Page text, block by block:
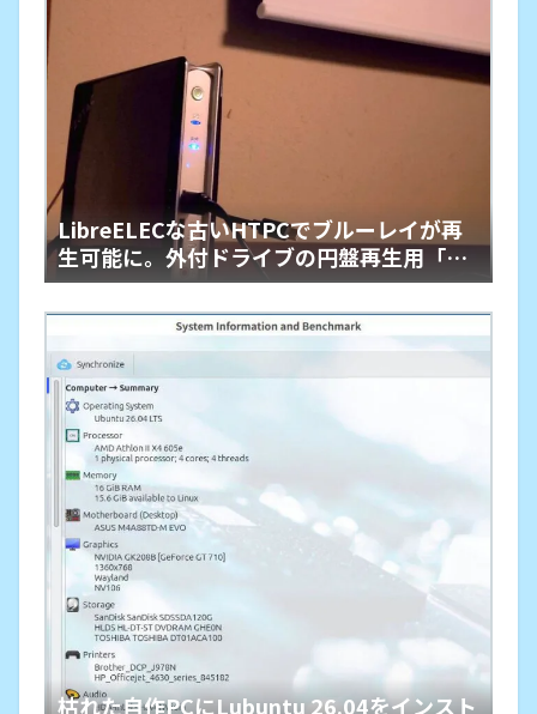
LibreELECな古いHTPCでブルーレイが再
生可能に。外付ドライブの円盤再生用「艦
橋」という余生
枯れた自作PCにLubuntu 26.04をインスト